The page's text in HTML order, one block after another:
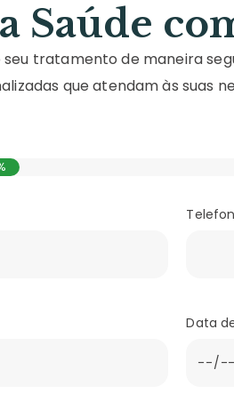
Saúde
tratamento de maneira
que atendam às suas
Data